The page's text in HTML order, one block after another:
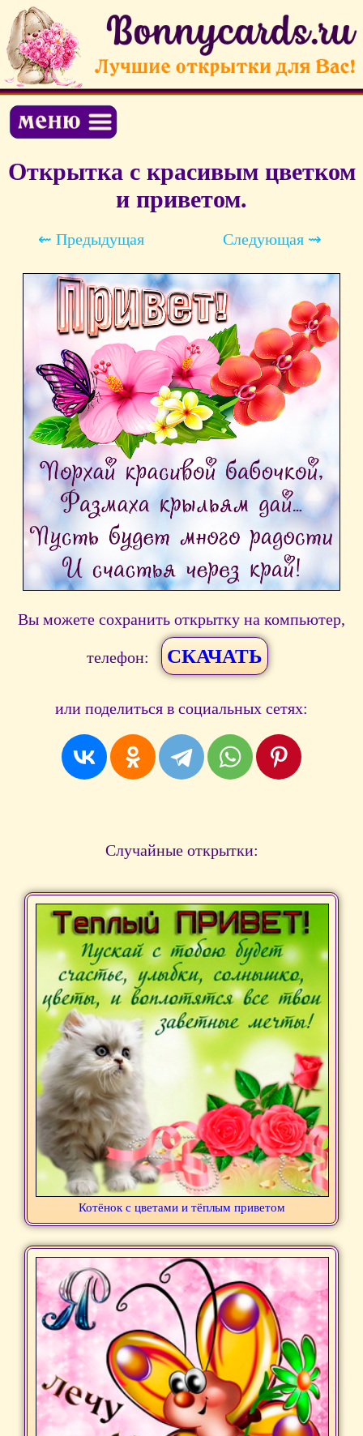
Открытка с красивым цветком
и приветом.
⇜ Предыдущая Следующая ⇝
Вы можете сохранить открытку на компьютер,
телефон: СКАЧАТЬ
или поделиться в социальных сетях:
Случайные открытки:
Котёнок с цветами и тёплым приветом